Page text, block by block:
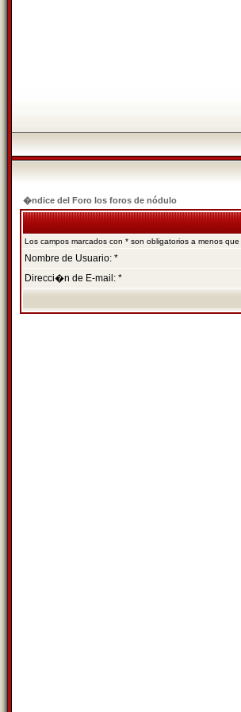
�ndice del Foro los foros de nódulo
Los campos marcados con * son obligatorios a menos
Nombre de Usuario: *
Direcci�n de E-mail: *